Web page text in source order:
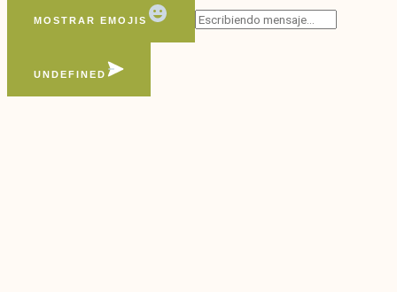
MOSTRAR EMOJIS
UNDEFINED